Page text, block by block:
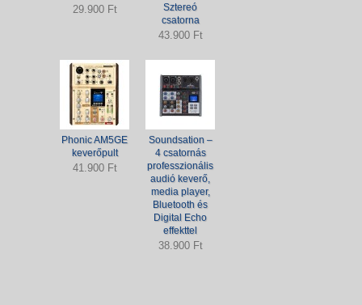
29.900 Ft
Sztereó
csatorna
43.900 Ft
Phonic AM5GE
keverőpult
41.900 Ft
Soundsation –
4 csatornás
professzionális
audió keverő,
media player,
Bluetooth és
Digital Echo
effekttel
38.900 Ft